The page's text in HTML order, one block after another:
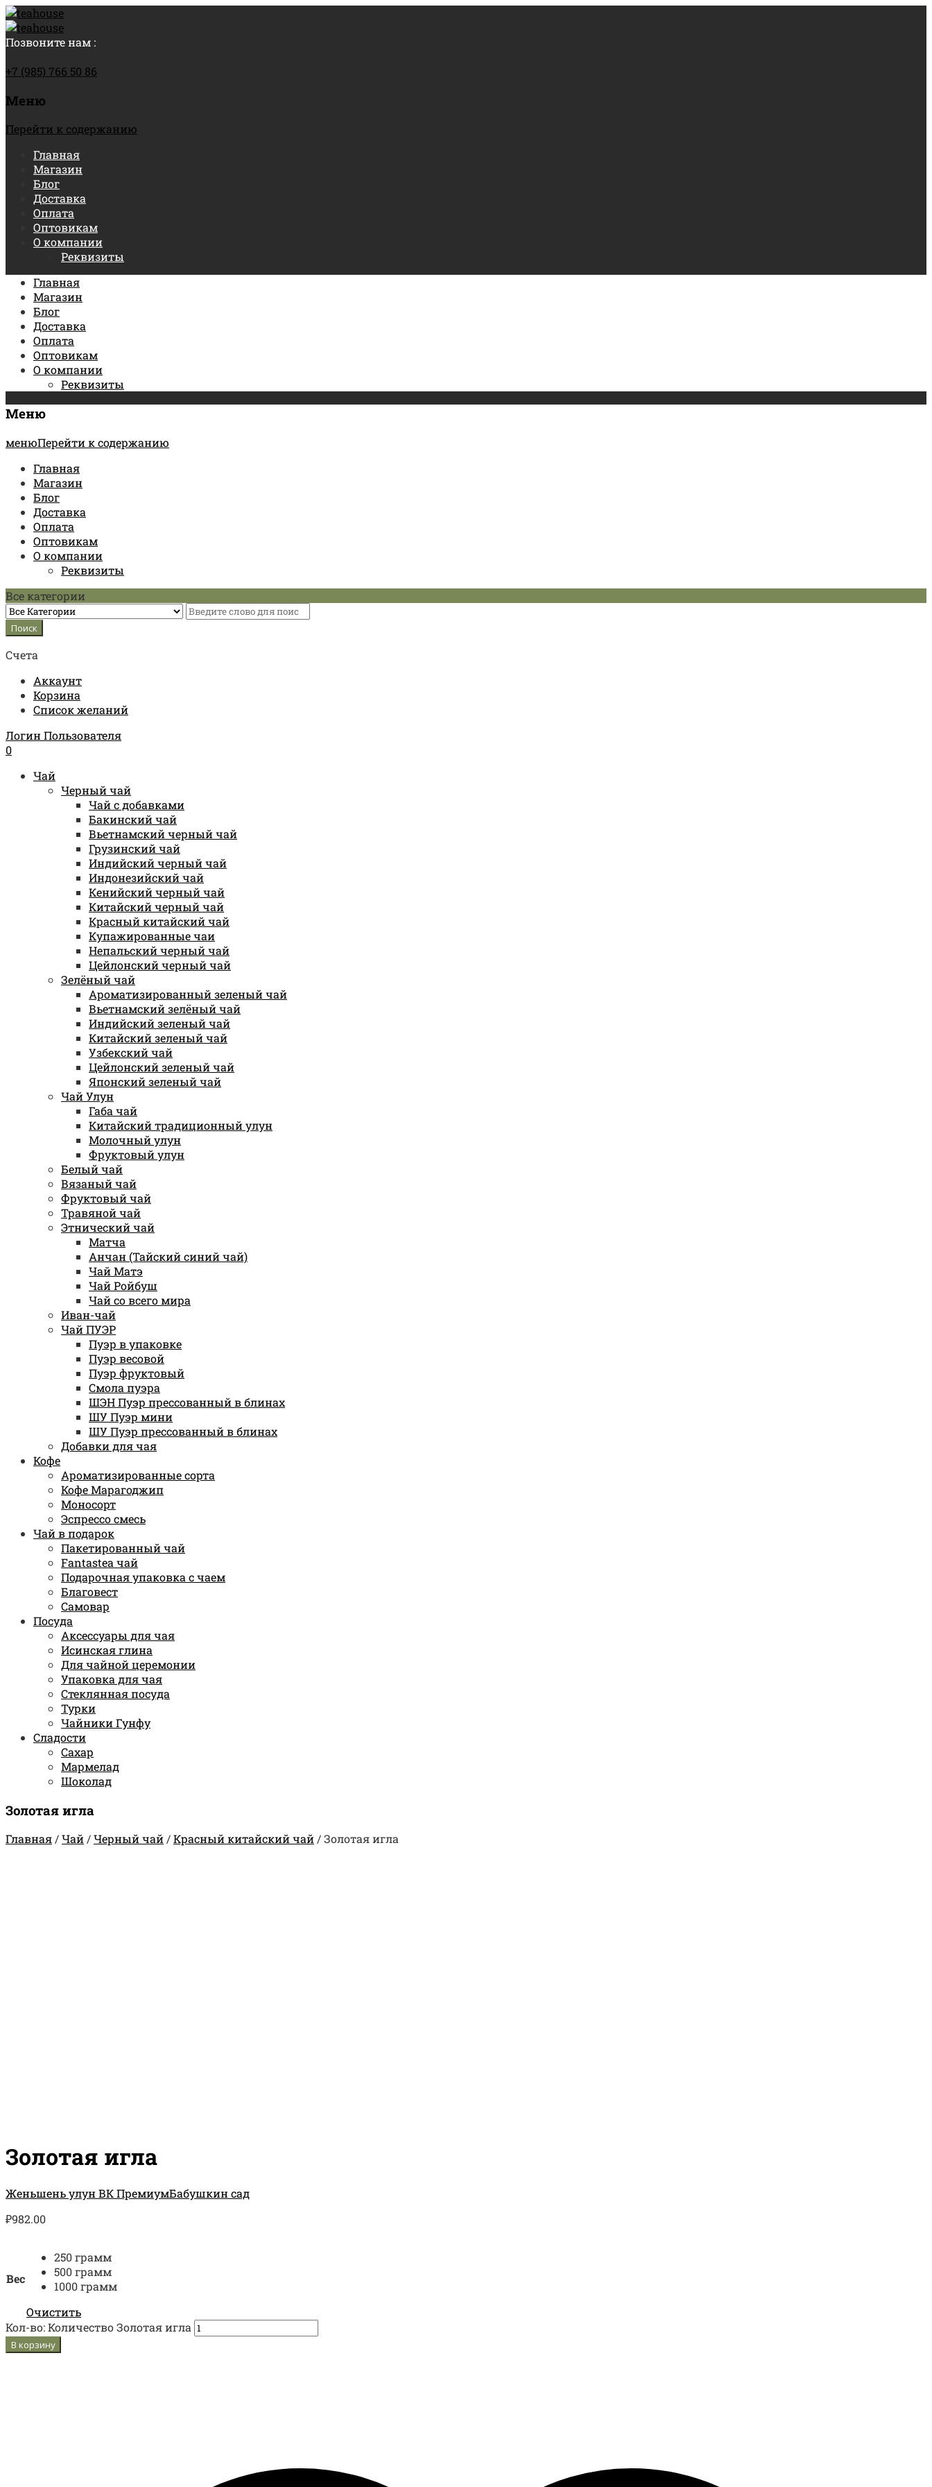
Позвоните нам :
+7 (985) 766 50 86
Меню
Перейти к содержанию
Главная
Магазин
Блог
Доставка
Оплата
Оптовикам
О компании
Реквизиты
Главная
Магазин
Блог
Доставка
Оплата
Оптовикам
О компании
Реквизиты
Меню
менюПерейти к содержанию
Главная
Магазин
Блог
Доставка
Оплата
Оптовикам
О компании
Реквизиты
Все категории
Счета
Аккаунт
Корзина
Список желаний
Логин Пользователя
0
Чай
Черный чай
Чай с добавками
Бакинский чай
Вьетнамский черный чай
Грузинский чай
Индийский черный чай
Индонезийский чай
Кенийский черный чай
Китайский черный чай
Красный китайский чай
Купажированные чаи
Непальский черный чай
Цейлонский черный чай
Зелёный чай
Ароматизированный зеленый чай
Вьетнамский зелёный чай
Индийский зеленый чай
Китайский зеленый чай
Узбекский чай
Цейлонский зеленый чай
Японский зеленый чай
Чай Улун
Габа чай
Китайский традиционный улун
Молочный улун
Фруктовый улун
Белый чай
Вязаный чай
Фруктовый чай
Травяной чай
Этнический чай
Матча
Анчан (Тайский синий чай)
Чай Матэ
Чай Ройбуш
Чай со всего мира
Иван-чай
Чай ПУЭР
Пуэр в упаковке
Пуэр весовой
Пуэр фруктовый
Смола пуэра
ШЭН Пуэр прессованный в блинах
ШУ Пуэр мини
ШУ Пуэр прессованный в блинах
Добавки для чая
Кофе
Ароматизированные сорта
Кофе Марагоджип
Моносорт
Эспрессо смесь
Чай в подарок
Пакетированный чай
Fantastea чай
Подарочная упаковка с чаем
Благовест
Самовар
Посуда
Аксессуары для чая
Исинская глина
Для чайной церемонии
Упаковка для чая
Стеклянная посуда
Турки
Чайники Гунфу
Сладости
Сахар
Мармелад
Шоколад
Золотая игла
Главная/Чай/Черный чай/Красный китайский чай/Золотая игла
Золотая игла
Женьшень улун ВК ПремиумБабушкин сад
₽982.00
Вес
250 грамм
500 грамм
1000 грамм
Очистить
Кол-во:Количество Золотая игла
В корзину